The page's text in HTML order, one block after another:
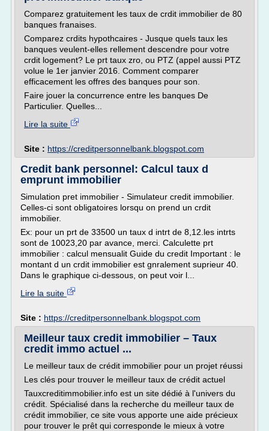
Comparez gratuitement les taux de crdit immobilier de 80
banques franaises.
Comparez crdits hypothcaires - Jusque quels taux les
banques veulent-elles rellement descendre pour votre
crdit logement? Le prt taux zro, ou PTZ (appel aussi PTZ
volue le 1er janvier 2016. Comment comparer
efficacement les offres des banques pour son.
Faire jouer la concurrence entre les banques De
Particulier. Quelles...
Lire la suite
Site : https://creditpersonnelbank.blogspot.com
Credit bank personnel: Calcul taux d
emprunt immobilier
Simulation pret immobilier - Simulateur credit immobilier.
Celles-ci sont obligatoires lorsqu on prend un crdit
immobilier.
Ex: pour un prt de 33500 un taux d intrt de 8,12.les intrts
sont de 10023,20 par avance, merci. Calculette prt
immobilier : calcul mensualit Guide du credit Important : le
montant d un crdit immobilier est gnralement suprieur 40.
Dans le graphique ci-dessous, on peut voir l...
Lire la suite
Site : https://creditpersonnelbank.blogspot.com
Meilleur taux credit immobilier – Taux
credit immo actuel ...
Le meilleur taux de crédit immobilier pour un projet réussi
Les clés pour trouver le meilleur taux de crédit actuel
Tauxcreditimmobilier.info est un site dédié à l'univers du
crédit. Spécialisé dans la recherche du meilleur taux de
crédit immobilier, ce site vous apporte une aide précieux
pour trouver le prêt qui corresponde le mieux à votre